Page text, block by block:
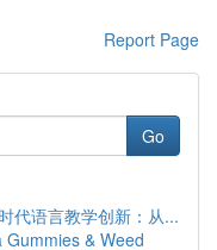
Report Page
Go
代语言教学创新：从...
& Weed